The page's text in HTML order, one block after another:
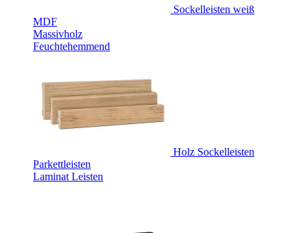
Sockelleisten weiß
MDF
Massivholz
Feuchtehemmend
Holz Sockelleisten
Parkettleisten
Laminat Leisten